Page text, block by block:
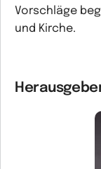
Vorschläge
und Kirche.